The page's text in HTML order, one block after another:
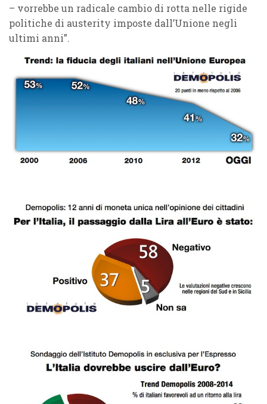
– vorrebbe un radicale cambio di rotta nelle rigide
politiche di austerity imposte dall’Unione negli
ultimi anni”.